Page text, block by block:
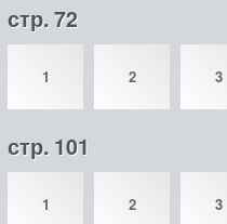
стр. 72
1 2 3
стр. 101
1 2 3